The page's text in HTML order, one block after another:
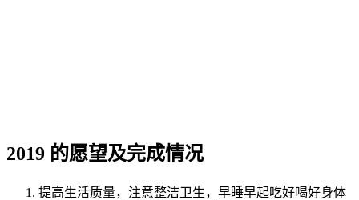
2019 的愿望及完成情况
提高生活质量，注意整洁卫生，早睡早起吃好喝好身体